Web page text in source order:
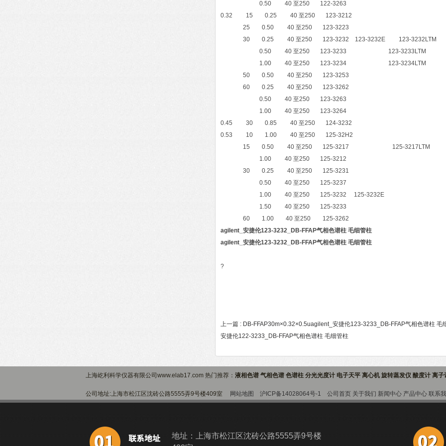
0.50 40 至250 122-3263
0.32 15 0.25 40 至250 123-3212
25 0.50 40 至250 123-3223
30 0.25 40 至250 123-3232 123-3232E 123-
0.50 40 至250 123-3233 123-3233LTM
1.00 40 至250 123-3234 123-3234LTM
50 0.50 40 至250 123-3253
60 0.25 40 至250 123-3262
0.50 40 至250 123-3263
1.00 40 至250 123-3264
0.45 30 0.85 40 至250 124-3232
0.53 10 1.00 40 至250 125-32H2
15 0.50 40 至250 125-3217 125-3217LTM
1.00 40 至250 125-3212
30 0.25 40 至250 125-3231
0.50 40 至250 125-3237
1.00 40 至250 125-3232 125-3232E
1.50 40 至250 125-3233
60 1.00 40 至250 125-3262
agilent_安捷伦123-3232_DB-FFAP气相色谱柱 毛细管柱
agilent_安捷伦123-3232_DB-FFAP气相色谱柱 毛细管柱
?
上一篇 : DB-FFAP30m×0.32×0.5uagilent_安捷伦123-3233_DB-FFAP气相色谱柱 毛
安捷伦122-3233_DB-FFAP气相色谱柱 毛细管柱
上海屹利科学仪器有限公司www.elab17.com 热门推荐： 液相色谱 气相色谱 色谱柱 分光光度计 电子天平 离心机 旋转蒸发仪 酸度计 离
公司地址:上海市松江区沈砖公路5555弄9号楼409室 网站地图 沪ICP备14028064号-1 公司首页 关于我们 新闻中心 产品中心 联系
地址：上海市松江区沈砖公路5555弄9号楼